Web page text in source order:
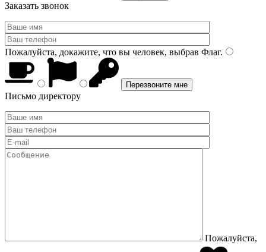
Заказать звонок
Пожалуйста, докажите, что вы человек, выбрав Флаг.
Письмо директору
Пожалуйста,